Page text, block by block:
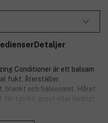
Detaljer
Conditioner är ett balsam
fukt, återställer
blankt och hälsosamt. Håret
för tjockt, grovt eller lockigt